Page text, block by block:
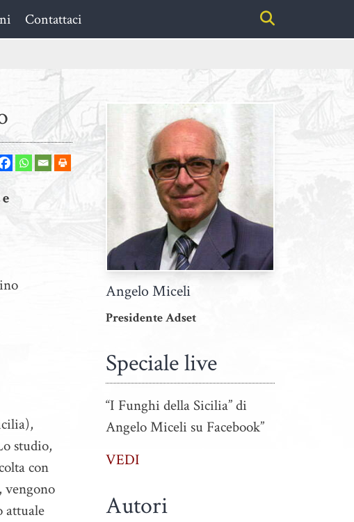
Contattaci
e
studio,
con
vengono
attuale
Angelo Miceli
Presidente Adset
Speciale live
“I Funghi della Sicilia” di
Angelo Miceli su Facebook”
VEDI
Autori